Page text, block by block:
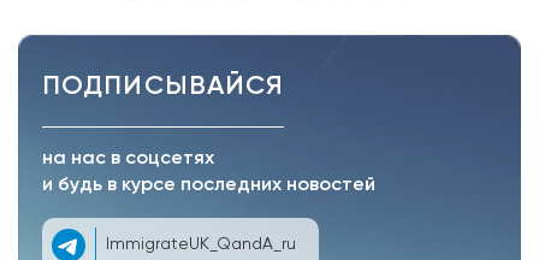
ПОДПИСЫВАЙСЯ
на нас в соцсетях
и будь в курсе последних новостей
ImmigrateUK_QandA_ru